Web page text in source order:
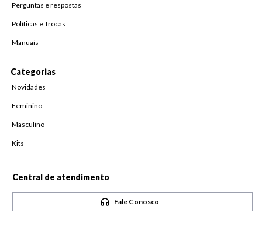
Perguntas e respostas
Políticas e Trocas
Manuais
Categorias
Novidades
Feminino
Masculino
Kits
Central de atendimento
Fale Conosco